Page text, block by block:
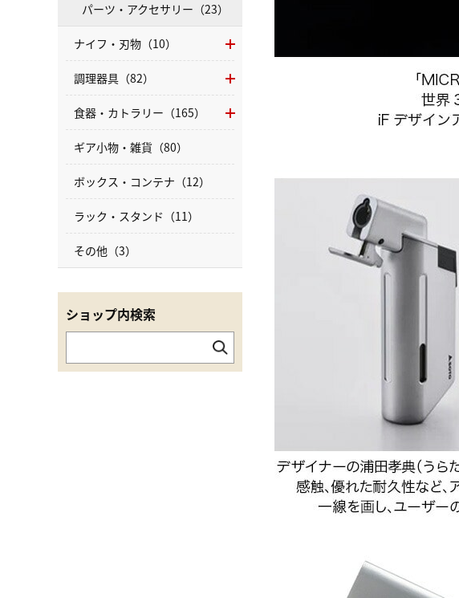
パーツ・アクセサリー（23）
ナイフ・刃物（10）
調理器具（82）
食器・カトラリー（165）
ギア小物・雑貨（80）
ボックス・コンテナ（12）
ラック・スタンド（11）
その他（3）
ショップ内検索